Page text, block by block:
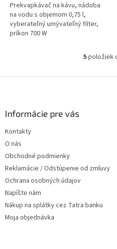
Prekvapkávač na kávu, nádoba
na vodu s objemom 0,75 l,
vyberateľný umývateľný filter,
príkon 700 W
O
l
k
5položiek
Informácie pre vás
Kontakty
O nás
Obchodné podmienky
Reklamácie / Odstúpenie od zmluvy
Ochrana osobných údajov
Napíšte nám
Nákup na splátky cez Tatra banku
Moja objednávka